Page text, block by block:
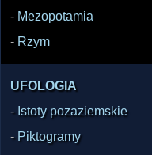
- Mezopotamia
- Rzym
UFOLOGIA
- Istoty pozaziemskie
- Piktogramy